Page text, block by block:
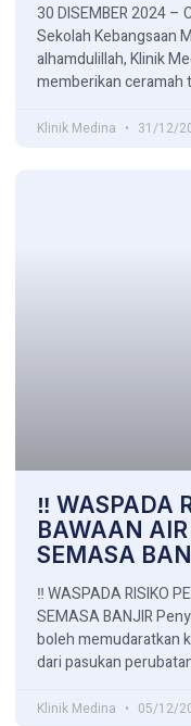
30 DISEMBER 2024 –
Sekolah Kebangsaan
alhamdulillah, Klinik
memberikan ceramah
Klinik Medina 31/12/
‼️ WASPADA
BAWAAN
SEMASA
‼️ WASPADA RISIKO
SEMASA BANJIR
boleh memudaratkan
dari pasukan
Klinik Medina 05/12/